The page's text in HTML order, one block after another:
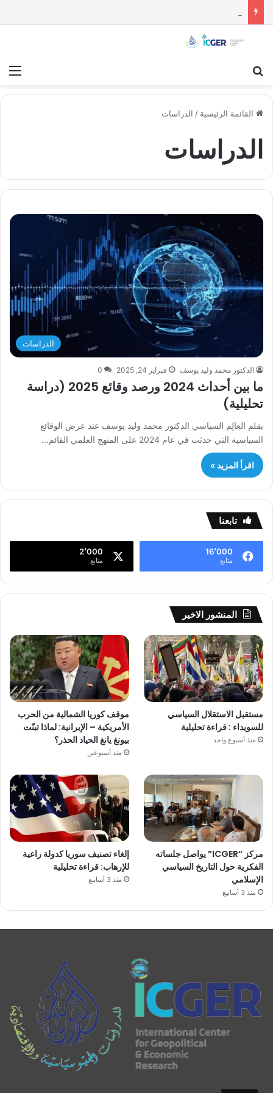
القائمة الرئيسية / الدراسات
الدراسات
الدراسات
الدكتور محمد وليد يوسف فبراير 24, 2025 0
ما بين أحداث 2024 ورصد وقائع 2025 (دراسة
تحليلية)
بقلم العالِم السياسي الدكتور محمد وليد يوسف عند عرض الوقائع
السياسية التي حدثت في عام 2024 على المنهج العلمي القائم…
اقرأ المزيد »
تابعنا
16٬000
متابع
2٬000
متابع
المنشور الاخير
مستقبل الاستقلال السياسي
للسويداء : قراءة تحليلية
منذ أسبوع واحد
موقف كوريا الشمالية من الحرب
الأمريكية – الإيرانية: لماذا تبنّت
بيونغ يانغ الحياد الحذر؟
منذ أسبوعين
مركز “ICGER” يواصل جلساته
الفكرية حول التاريخ السياسي
الإسلامي
منذ 3 أسابيع
إلغاء تصنيف سوريا كدولة راعية
للإرهاب: قراءة تحليلية
منذ 3 أسابيع